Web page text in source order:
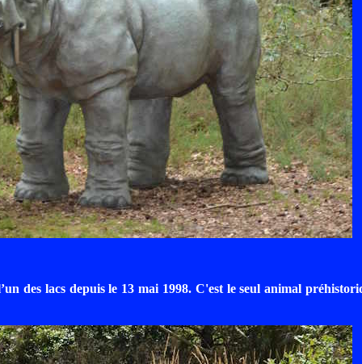
des lacs depuis le 13 mai 1998. C'est le seul animal